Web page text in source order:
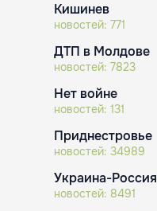
Кишинев
новостей: 771
ДТП в Молдове
новостей: 7823
Нет войне
новостей: 131
Приднестровье
новостей: 34989
Украина-Россия
новостей: 8491